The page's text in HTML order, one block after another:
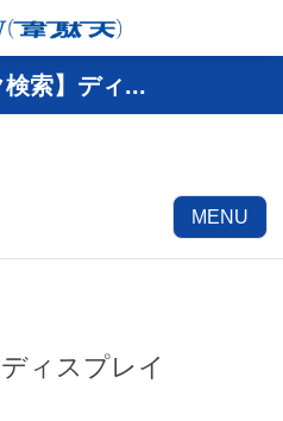
検索】ディ...
MENU
ィスプレイ